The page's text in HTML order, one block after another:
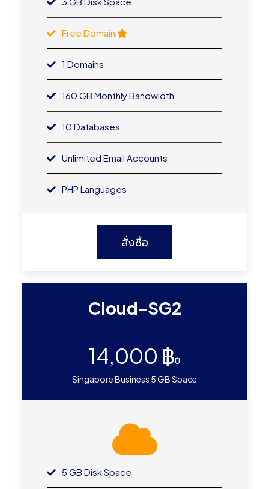
Free Domain
1 Domains
160 GB Monthly Bandwidth
10 Databases
Unlimited Email Accounts
PHP Languages
สั่งซื้อ
Cloud-SG2
14,000 ฿ปี
Singapore Business 5 GB Space
5 GB Disk Space